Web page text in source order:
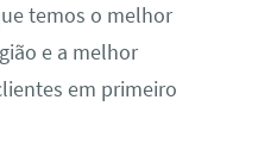
temos o melhor
e a melhor
em primeiro